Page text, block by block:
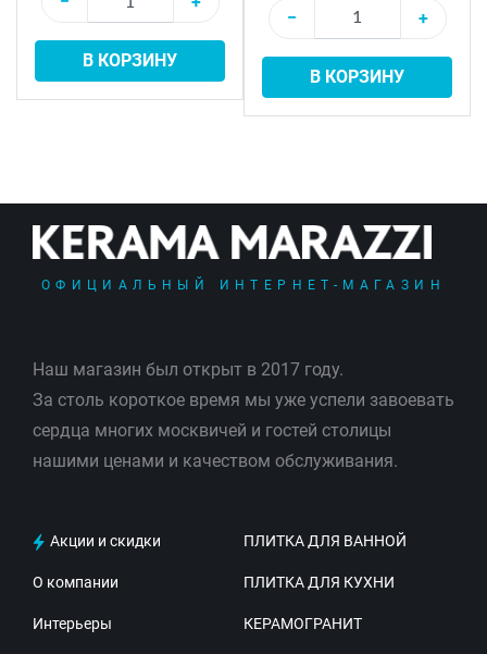
В КОРЗИНУ
−
+
В КОРЗИНУ
ОФИЦИАЛЬНЫЙ ИНТЕРНЕТ-МАГАЗИН
Наш магазин был открыт в 2017 году.
За столь короткое время мы уже успели завоевать
сердца многих москвичей и гостей столицы
нашими ценами и качеством обслуживания.
Акции и скидки
О компании
Интерьеры
ПЛИТКА ДЛЯ ВАННОЙ
ПЛИТКА ДЛЯ КУХНИ
КЕРАМОГРАНИТ